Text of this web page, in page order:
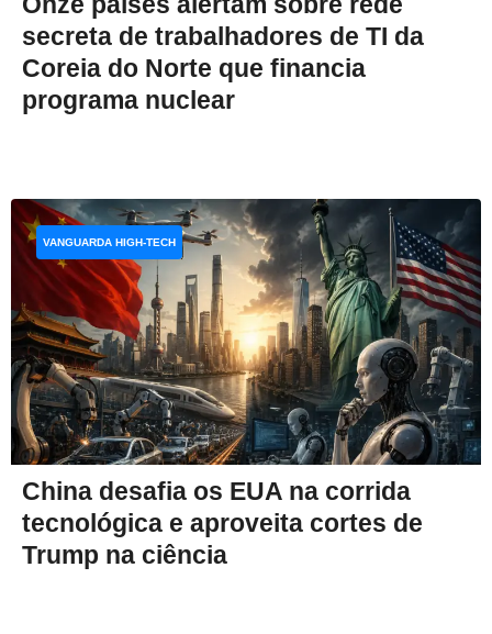
secreta de trabalhadores de TI da
Coreia do Norte que financia
programa nuclear
China desafia os EUA na corrida
tecnológica e aproveita cortes de
Trump na ciência
VANGUARDA HIGH-TECH